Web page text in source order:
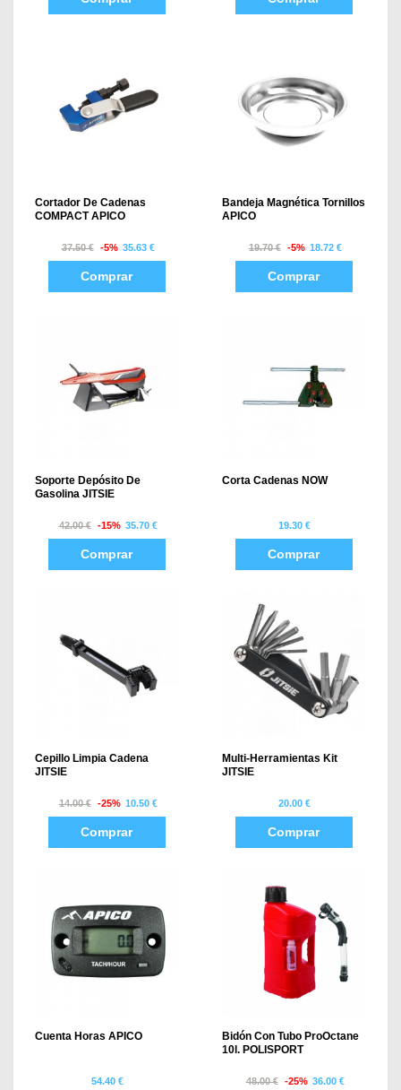
Cortador De Cadenas
COMPACT APICO
37.50 € -5% 35.63 €
Comprar
Bandeja Magnética Tornillos
APICO
19.70 € -5% 18.72 €
Comprar
Soporte Depósito De
Gasolina JITSIE
42.00 € -15% 35.70 €
Comprar
Corta Cadenas NOW
19.30 €
Comprar
Cepillo Limpia Cadena
JITSIE
14.00 € -25% 10.50 €
Comprar
Multi-Herramientas Kit
JITSIE
20.00 €
Comprar
Cuenta Horas APICO
54.40 €
Bidón Con Tubo ProOctane
10l. POLISPORT
48.00 € -25% 36.00 €